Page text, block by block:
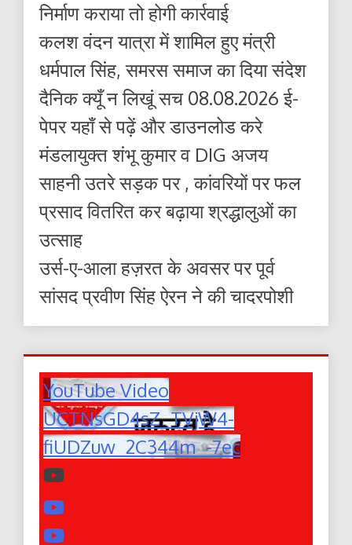
निर्माण कराया तो होगी कार्रवाई
कलश वंदन यात्रा में शामिल हुए मंत्री
धर्मपाल सिंह, समरस समाज का दिया संदेश
दैनिक क्यूँ न लिखूं सच 08.08.2026 ई-
पेपर यहाँ से पढ़ें और डाउनलोड करे
मंडलायुक्त शंभू कुमार व DIG अजय
साहनी उतरे सड़क पर , कांवरियों पर फल
प्रसाद वितरित कर बढ़ाया श्रद्धालुओं का
उत्साह
उर्स-ए-आला हज़रत के अवसर पर पूर्व
सांसद प्रवीण सिंह ऐरन ने की चादरपोशी
YouTube Video
UCTNsGD4sZ_TVjW4-
fiUDZuw_2C344m_-7ec